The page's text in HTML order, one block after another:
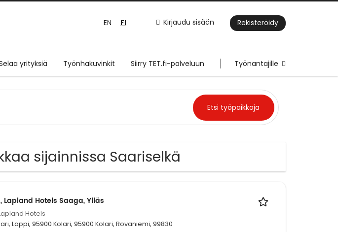
Kirjaudu sisään Rekisteröidy
EN FI
yrityksiä Työnhakuvinkit Siirry TET.fi-palveluun Työnantajille
sijainnissa Saariselkä
Lapland Hotels Saaga, Ylläs
Hotels
Lappi, 95900 Kolari, 95900 Kolari, Rovaniemi, 99830